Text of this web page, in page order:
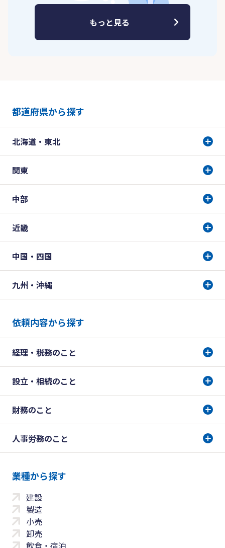
もっと見る
都道府県から探す
北海道・東北
関東
中部
近畿
中国・四国
九州・沖縄
依頼内容から探す
経理・税務のこと
設立・相続のこと
財務のこと
人事労務のこと
業種から探す
建設
製造
小売
卸売